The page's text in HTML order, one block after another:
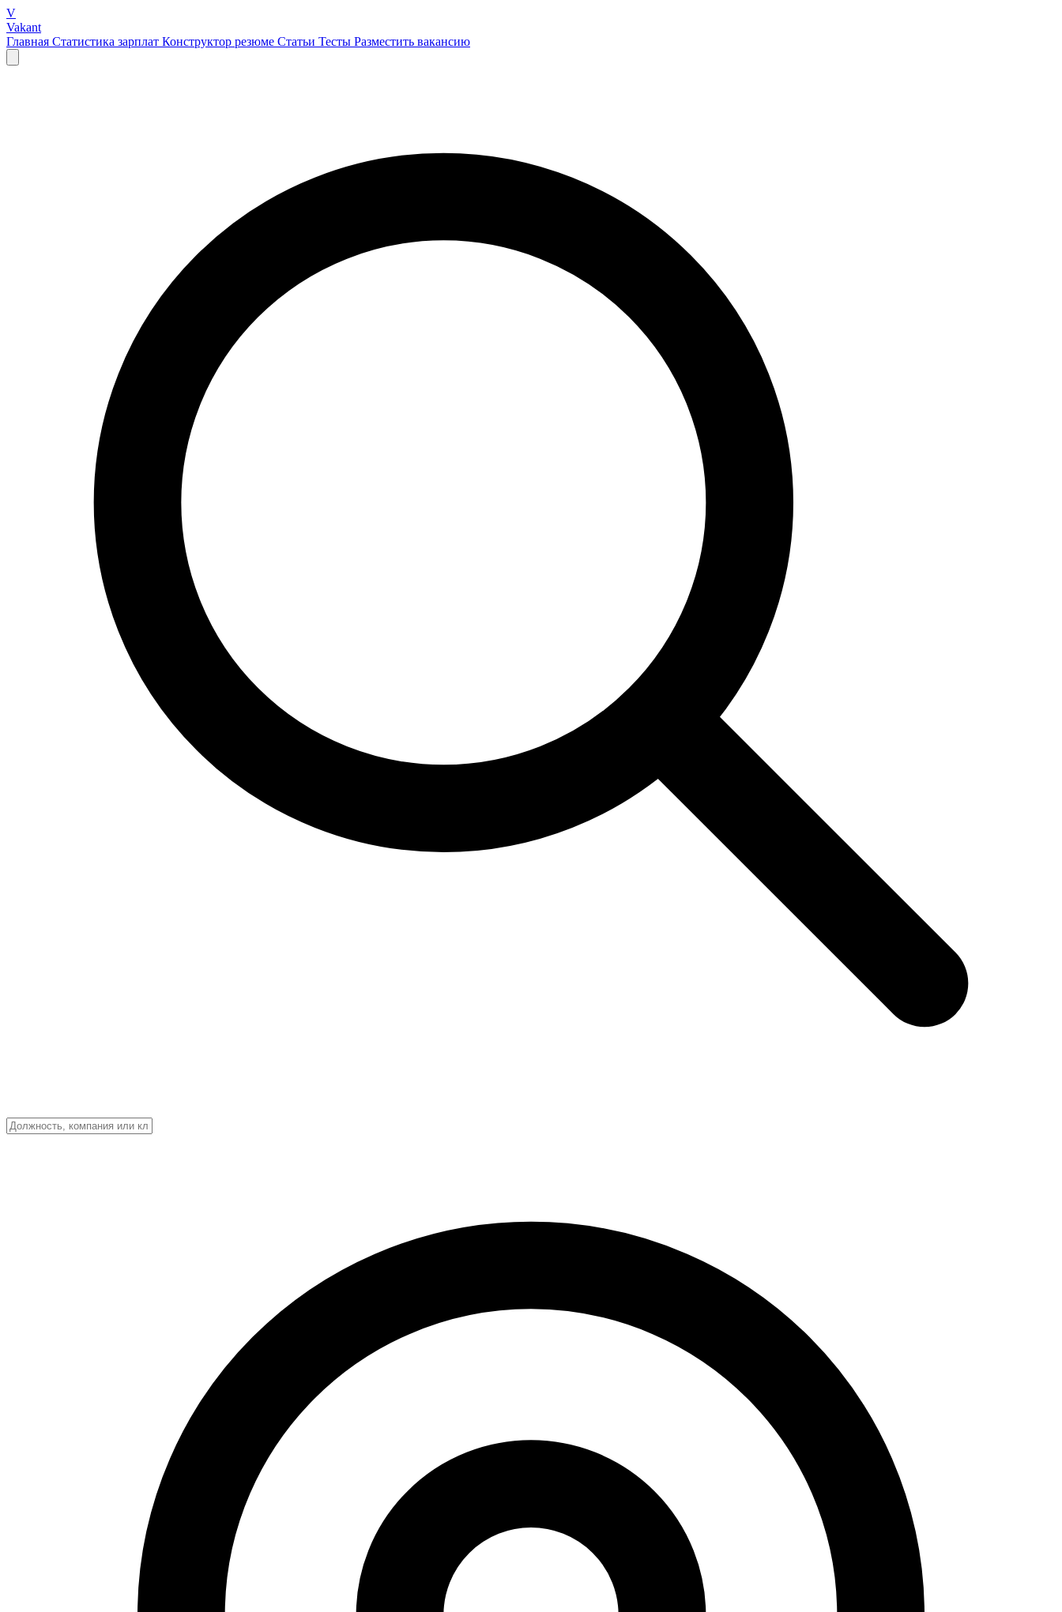
V
Vakant
Главная Статистика зарплат Конструктор резюме Статьи Тесты Разместить вакансию